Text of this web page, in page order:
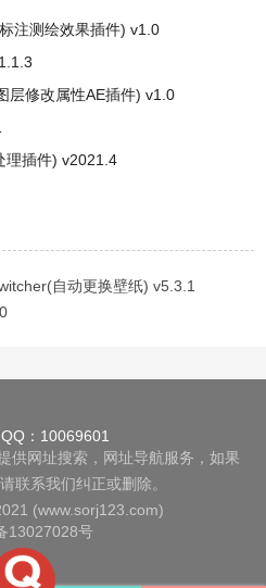
注测绘效果插件) v1.0
层修改属性AE插件) v1.0
理插件) v2021.4
自动更换壁纸) v5.3.1
：10069601
供网址搜索，网址导航服务，如果
联系我们纠正或删除。
(www.sorj123.com)
13027028号